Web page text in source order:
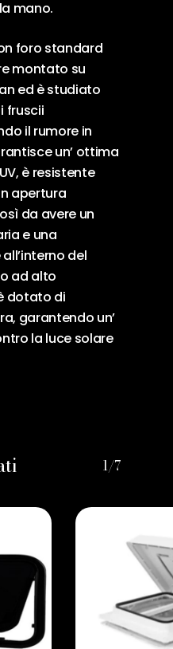
mano.
foro standard
montato su
ed è studiato
fruscii
il rumore in
un’ ottima
è resistente
apertura
da avere un
e una
del
ad alto
dotato di
garantendo un’
la luce solare
1/7